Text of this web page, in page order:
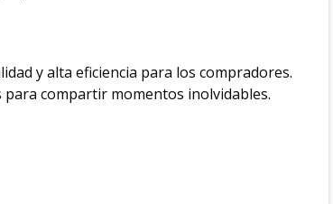
y alta eficiencia para los compradores.
para compartir momentos inolvidables.